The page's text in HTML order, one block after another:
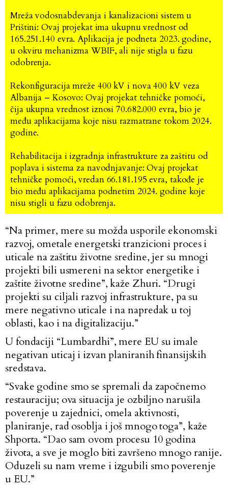
Mreža vodosnabdevanja i kanalizacioni sistem u
Prištini: Ovaj projekat ima ukupnu vrednost od
165.251.140 evra. Aplikacija je podneta 2023. godine,
u okviru mehanizma WBIF, ali nije stigla u fazu
odobrenja.
Rekonfiguracija mreže 400 kV i nova 400 kV veza
Albanija – Kosovo: Ovaj projekat tehničke pomoći,
čija ukupna vrednost iznosi 70.682.000 evra, bio je
među aplikacijama koje nisu razmatrane tokom 2024.
godine.
Rehabilitacija i izgradnja infrastrukture za zaštitu od
poplava i sistema za navodnjavanje: Ovaj projekat
tehničke pomoći, vredan 66.181.195 evra, takođe je
bio među aplikacijama podnetim 2024. godine koje
nisu stigli u fazu odobrenja.
“Na primer, mere su možda usporile ekonomski
razvoj, ometale energetski tranzicioni proces i
uticale na zaštitu životne sredine, jer su mnogi
projekti bili usmereni na sektor energetike i
zaštite životne sredine”, kaže Zhuri. “Drugi
projekti su ciljali razvoj infrastrukture, pa su
mere negativno uticale i na napredak u toj
oblasti, kao i na digitalizaciju.”
U fondaciji “Lumbardhi”, mere EU su imale
negativan uticaj i izvan planiranih finansijskih
sredstava.
“Svake godine smo se spremali da započnemo
restauraciju; ova situacija je ozbiljno narušila
poverenje u zajednici, omela aktivnosti,
planiranje, rad osoblja i još mnogo toga”, kaže
Shporta. “Dao sam ovom procesu 10 godina
života, a sve je moglo biti završeno mnogo ranije.
Oduzeli su nam vreme i izgubili smo poverenje
u EU.”